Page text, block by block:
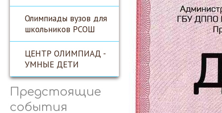
Олимпиады вузов для
школьников РСОШ
ЦЕНТР ОЛИМПИАД -
УМНЫЕ ДЕТИ
Предстоящие
события